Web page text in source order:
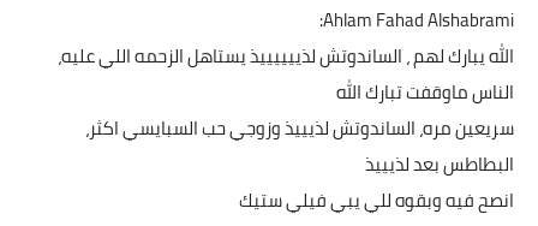
Ahlam Fahad Alshabrami:
الله يبارك لهم ، الساندوتش لذييييييذ يستاهل الزحمه اللي عليه،
الناس ماوقفت تبارك الله
سريعين مره، الساندوتش لذيييذ وزوجي حب السبايسي اكثر،
البطاطس بعد لذيييذ
انصح فيه وبقوه للي يبي فيلي ستيك